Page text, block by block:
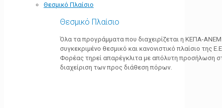
Θεσμικό Πλαίσιο
Θεσμικό Πλαίσιο
Όλα τα προγράμματα που διαχειρίζεται η ΚΕΠΑ-
συγκεκριμένο θεσμικό και κανονιστικό πλαίσιο της
Φορέας τηρεί απαρέγκλιτα με απόλυτη προσήλωση
διαχείριση των προς διάθεση πόρων.